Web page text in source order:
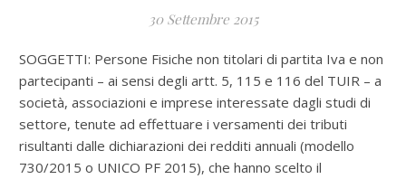
30 Settembre 2015
SOGGETTI: Persone Fisiche non titolari di partita Iva e non
partecipanti – ai sensi degli artt. 5, 115 e 116 del TUIR – a
società, associazioni e imprese interessate dagli studi di
settore, tenute ad effettuare i versamenti dei tributi
risultanti dalle dichiarazioni dei redditi annuali (modello
730/2015 o UNICO PF 2015), che hanno scelto il